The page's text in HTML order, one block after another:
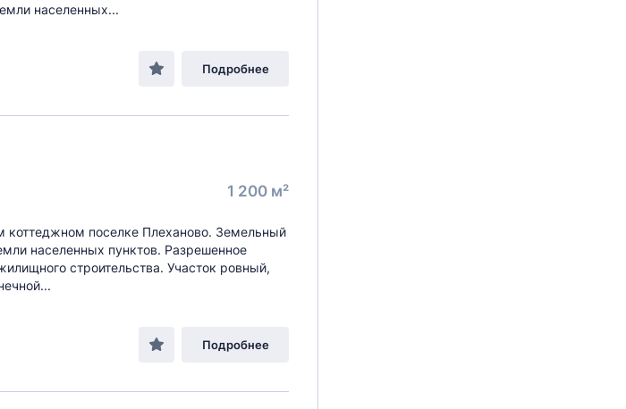
населенных...
Подробнее
1 200 м²
коттеджном поселке Плеханово. Земельный
населенных пунктов. Разрешенное
строительства. Участок ровный,
Подробнее